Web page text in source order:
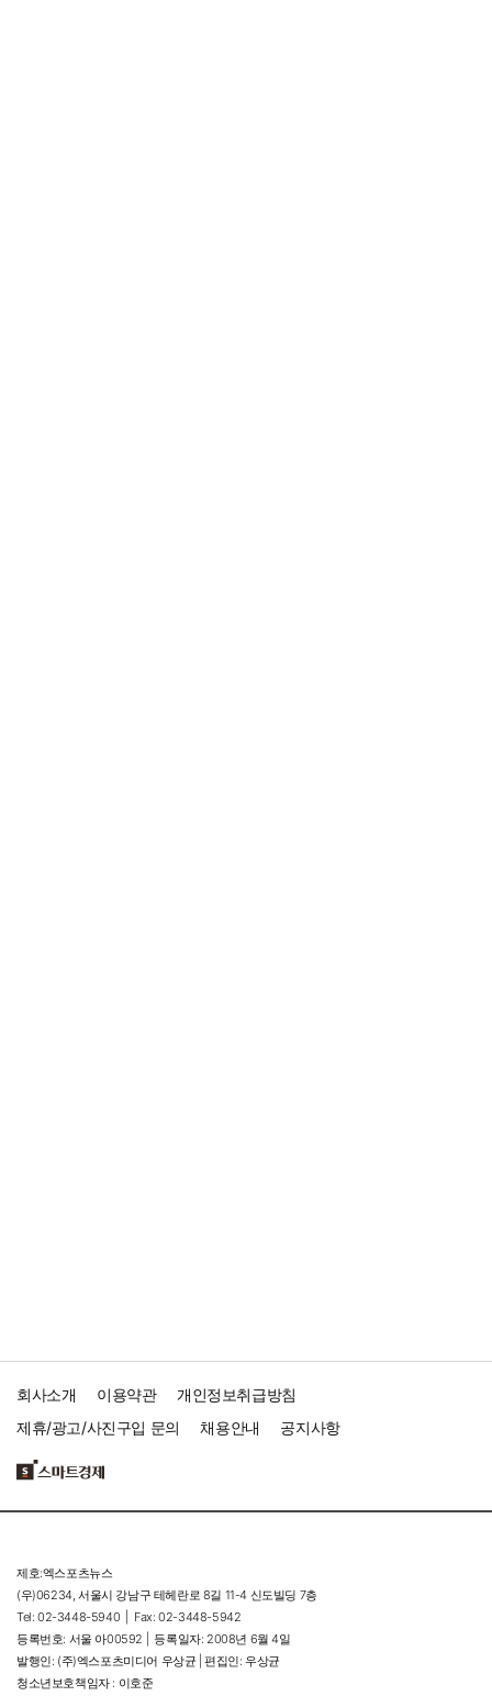
회사소개 이용약관
개인정보취급방침
제휴/광고/사진구입 문의
채용안내 공지사항
제호:엑스포츠뉴스
(우)06234, 서울시 강남구 테헤란로 8길 11-4 신도빌딩 7층
Tel: 02-3448-5940 |
Fax: 02-3448-5942
등록번호: 서울 아00592 |
등록일자: 2008년 6월 4일
발행인: (주)엑스포츠미디어 우상균 | 편집인: 우상균
청소년보호책임자 : 이호준